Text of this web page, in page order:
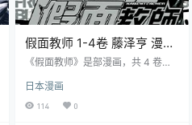
假面教师 1-4卷 藤泽亨 漫画
全集百度网盘下载
《假面教师》是部漫画，共 4 卷可
到不良高中，戴神秘面具教育暴力
学生，与副班导十文字隼人面对危
日本漫画
114 0